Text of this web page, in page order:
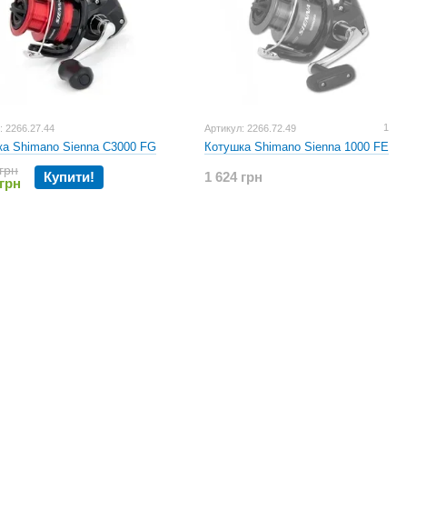
2266.27.44
Shimano Sienna C3000 FG
Купити!
Артикул: 2266.72.49 1
Котушка Shimano Sienna 1000 FE
1 624 грн